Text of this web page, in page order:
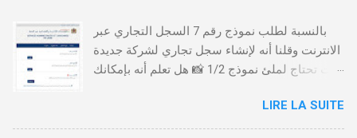
بالنسبة لطلب نموذج رقم 7 السجل التجاري عبر
الانترنت وقلنا أنه لإنشاء سجل تجاري لشركة جديدة
أنت تحتاج لملئ نموذج 1/2 📸 هل تعلم أنه بإمكانك
من خلال الموقع التابع لوزارة العدل، بدون الحاجة
للتنقل للمحكمة التجارية
LIRE LA SUITE